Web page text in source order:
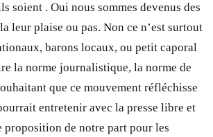
soient . Oui nous sommes devenus des
leur plaise ou pas. Non ce n’est surtout
barons locaux, ou petit caporal
la norme journalistique, la norme de
que ce mouvement réfléchisse
entretenir avec la presse libre et
proposition de notre part pour les